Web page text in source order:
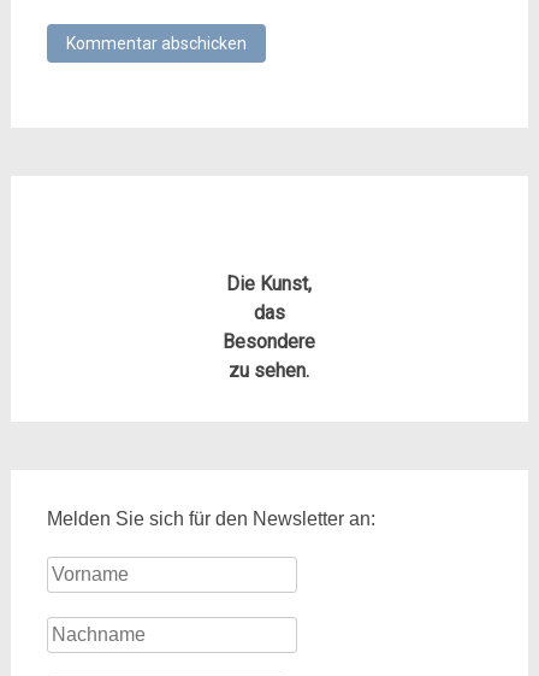
Die Kunst,
das
Besondere
zu sehen.
Melden Sie sich für den Newsletter an: